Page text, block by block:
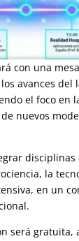
con una
avances del
el foco en
nuevos
disciplinas
la
en un
será gratuita,